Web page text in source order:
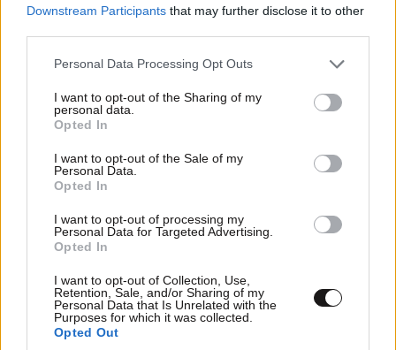
Downstream Participants that may further disclose it to other
Please note that this website/app uses one or more Google
not limited to your visit or usage behaviour. You may click to
grant or deny consent to Google and its third-party tags to
use your data for below specified purposes in below Google
consent section.
Personal Data Processing Opt Outs
I want to opt-out of the Sharing of my
personal data.
Opted In
I want to opt-out of the Sale of my
Personal Data.
Opted In
I want to opt-out of processing my
Personal Data for Targeted Advertising.
Opted In
I want to opt-out of Collection, Use,
Retention, Sale, and/or Sharing of my
Personal Data that Is Unrelated with the
Purposes for which it was collected.
Opted Out
ΚΟΣΜΟΣ09·08·2026 01:24
Αναστασία Ισαάκ: «Πριν καν γεννηθώ, μου
στέρησαν την αγκαλιά του πατέρα μου» – Ρίγη